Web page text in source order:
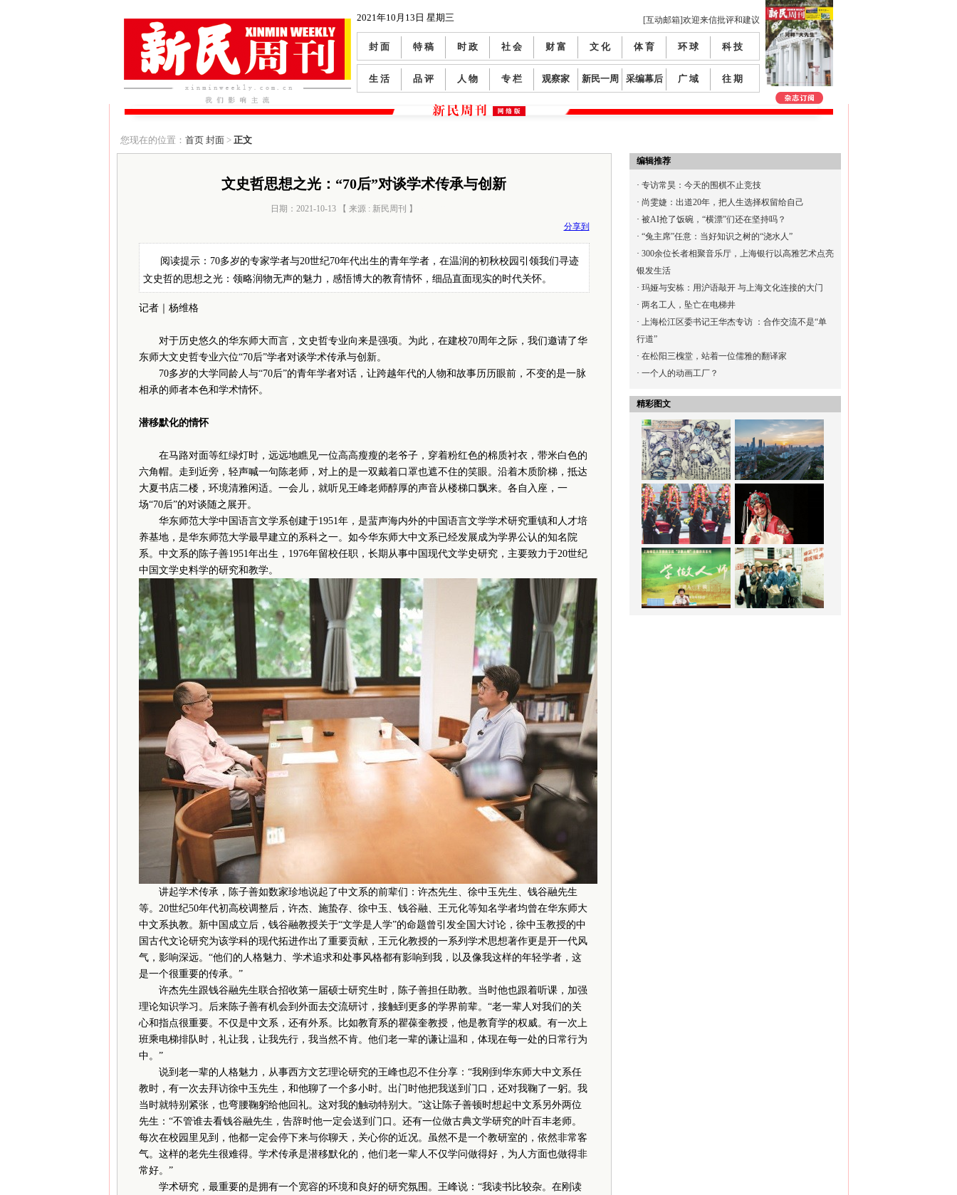
2021年10月13日 星期三 [互动邮箱]欢迎来信批评和建议
封 面 特 稿 时 政 社 会 财 富 文 化 体 育 环 球 科 技
生 活 品 评 人 物 专 栏 观察家 新民一周 采编幕后 广 域 往 期
您现在的位置： 首页 封面> 正文
文史哲思想之光：“70后”对谈学术传承与创新
日期：2021-10-13 【 来源 : 新民周刊 】
分享到
阅读提示：70多岁的专家学者与20世纪70年代出生的青年学者，在温润的初秋校园引领我们寻迹
文史哲的思想之光：领略润物无声的魅力，感悟博大的教育情怀，细品直面现实的时代关怀。
记者｜杨维格
对于历史悠久的华东师大而言，文史哲专业向来是强项。为此，在建校70周年之际，我们邀请了华
东师大文史哲专业六位“70后”学者对谈学术传承与创新。
70多岁的大学同龄人与“70后”的青年学者对话，让跨越年代的人物和故事历历眼前，不变的是一脉
相承的师者本色和学术情怀。
潜移默化的情怀
在马路对面等红绿灯时，远远地瞧见一位高高瘦瘦的老爷子，穿着粉红色的棉质衬衣，带米白色的
六角帽。走到近旁，轻声喊一句陈老师，对上的是一双戴着口罩也遮不住的笑眼。沿着木质阶梯，抵达
大夏书店二楼，环境清雅闲适。一会儿，就听见王峰老师醇厚的声音从楼梯口飘来。各自入座，一
场“70后”的对谈随之展开。
华东师范大学中国语言文学系创建于1951年，是蜚声海内外的中国语言文学学术研究重镇和人才培
养基地，是华东师范大学最早建立的系科之一。如今华东师大中文系已经发展成为学界公认的知名院
系。中文系的陈子善1951年出生，1976年留校任职，长期从事中国现代文学史研究，主要致力于20世纪
中国文学史料学的研究和教学。
讲起学术传承，陈子善如数家珍地说起了中文系的前辈们：许杰先生、徐中玉先生、钱谷融先生
等。20世纪50年代初高校调整后，许杰、施蛰存、徐中玉、钱谷融、王元化等知名学者均曾在华东师大
中文系执教。新中国成立后，钱谷融教授关于“文学是人学”的命题曾引发全国大讨论，徐中玉教授的中
国古代文论研究为该学科的现代拓进作出了重要贡献，王元化教授的一系列学术思想著作更是开一代风
气，影响深远。“他们的人格魅力、学术追求和处事风格都有影响到我，以及像我这样的年轻学者，这
是一个很重要的传承。”
许杰先生跟钱谷融先生联合招收第一届硕士研究生时，陈子善担任助教。当时他也跟着听课，加强
理论知识学习。后来陈子善有机会到外面去交流研讨，接触到更多的学界前辈。“老一辈人对我们的关
心和指点很重要。不仅是中文系，还有外系。比如教育系的瞿葆奎教授，他是教育学的权威。有一次上
班乘电梯排队时，礼让我，让我先行，我当然不肯。他们老一辈的谦让温和，体现在每一处的日常行为
中。”
说到老一辈的人格魅力，从事西方文艺理论研究的王峰也忍不住分享：“我刚到华东师大中文系任
教时，有一次去拜访徐中玉先生，和他聊了一个多小时。出门时他把我送到门口，还对我鞠了一躬。我
当时就特别紧张，也弯腰鞠躬给他回礼。这对我的触动特别大。”这让陈子善顿时想起中文系另外两位
先生：“不管谁去看钱谷融先生，告辞时他一定会送到门口。还有一位做古典文学研究的叶百丰老师。
每次在校园里见到，他都一定会停下来与你聊天，关心你的近况。虽然不是一个教研室的，依然非常客
气。这样的老先生很难得。学术传承是潜移默化的，他们老一辈人不仅学问做得好，为人方面也做得非
常好。”
学术研究，最重要的是拥有一个宽容的环境和良好的研究氛围。王峰说：“我读书比较杂。在刚读
编辑推荐
· 专访常昊：今天的围棋不止竞技
· 尚雯婕：出道20年，把人生选择权留给自己
· 被AI抢了饭碗，“横漂”们还在坚持吗？
· “兔主席”任意：当好知识之树的“浇水人”
· 300余位长者相聚音乐厅，上海银行以高雅艺术点亮
银发生活
· 玛娅与安栋：用沪语敲开 与上海文化连接的大门
· 两名工人，坠亡在电梯井
· 上海松江区委书记王华杰专访 ：合作交流不是“单
行道”
· 在松阳三槐堂，站着一位儒雅的翻译家
· 一个人的动画工厂？
精彩图文